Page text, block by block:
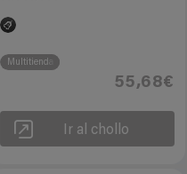
Multitienda
55,68€
Ir al chollo